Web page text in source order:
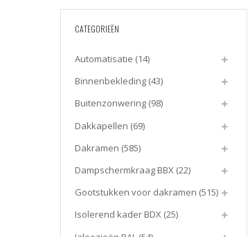
CATEGORIEËN
Automatisatie (14)
Binnenbekleding (43)
Buitenzonwering (98)
Dakkapellen (69)
Dakramen (585)
Dampschermkraag BBX (22)
Gootstukken voor dakramen (515)
Isolerend kader BDX (25)